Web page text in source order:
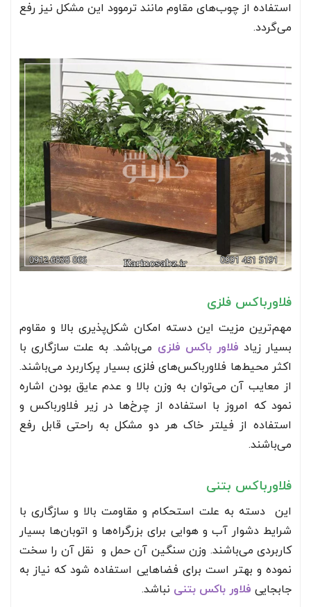
استفاده از چوب‌های مقاوم مانند ترموود این مشکل نیز رفع
می‌گردد.
فلاورباکس فلزی
مهم‌ترین مزیت این دسته امکان شکل‌پذیری بالا و مقاوم
بسیار زیاد فلاور باکس فلزی می‌باشد. به علت سازگاری با
اکثر محیط‌ها فلاورباکس‌های فلزی بسیار پرکاربرد می‌باشند.
از معایب آن می‌توان به وزن بالا و عدم عایق بودن اشاره
نمود که امروز با استفاده از چرخ‌ها در زیر فلاورباکس و
استفاده از فیلتر خاک هر دو مشکل به راحتی قابل رفع
می‌باشند.
فلاورباکس بتنی
این دسته به علت استحکام و مقاومت بالا و سازگاری با
شرایط دشوار آب و هوایی برای بزرگراه‌ها و اتوبان‌ها بسیار
کاربردی می‌باشند. وزن سنگین آن حمل و نقل آن را سخت
نموده و بهتر است برای فضاهایی استفاده شود که نیاز به
جابجایی فلاور باکس بتنی نباشد.